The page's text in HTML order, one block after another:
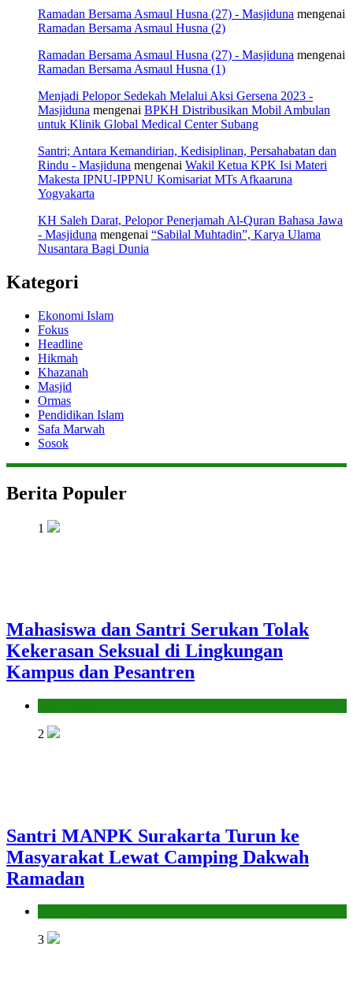
Ramadan Bersama Asmaul Husna (27) - Masjiduna mengenai
Ramadan Bersama Asmaul Husna (2)
Ramadan Bersama Asmaul Husna (27) - Masjiduna mengenai
Ramadan Bersama Asmaul Husna (1)
Menjadi Pelopor Sedekah Melalui Aksi Gersena 2023 -
Masjiduna mengenai BPKH Distribusikan Mobil Ambulan
untuk Klinik Global Medical Center Subang
Santri; Antara Kemandirian, Kedisiplinan, Persahabatan dan
Rindu - Masjiduna mengenai Wakil Ketua KPK Isi Materi
Makesta IPNU-IPPNU Komisariat MTs Afkaaruna
Yogyakarta
KH Saleh Darat, Pelopor Penerjamah Al-Quran Bahasa Jawa
- Masjiduna mengenai “Sabilal Muhtadin”, Karya Ulama
Nusantara Bagi Dunia
Kategori
Ekonomi Islam
Fokus
Headline
Hikmah
Khazanah
Masjid
Ormas
Pendidikan Islam
Safa Marwah
Sosok
Berita Populer
1
Mahasiswa dan Santri Serukan Tolak
Kekerasan Seksual di Lingkungan
Kampus dan Pesantren
2
Santri MANPK Surakarta Turun ke
Masyarakat Lewat Camping Dakwah
Ramadan
3